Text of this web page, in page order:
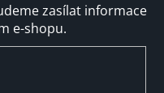
zasílat informace
e-shopu.